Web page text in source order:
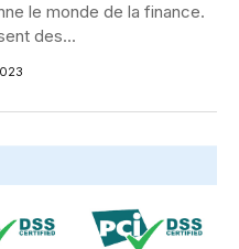
le monde de la finance.
des...